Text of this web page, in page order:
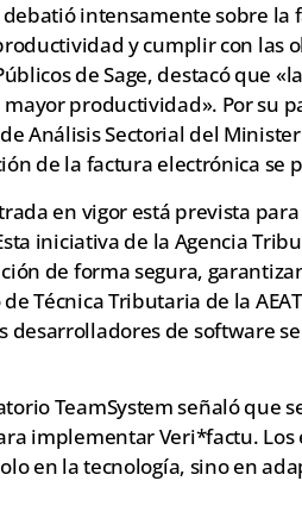
intensamente sobre la
y cumplir con las
de Sage, destacó que
productividad». Por su
Análisis Sectorial del
de la factura electrónica se
en vigor está prevista
iniciativa de la Agencia
de forma segura,
Técnica Tributaria de la
desarrolladores de software
TeamSystem señaló que
implementar Veri*factu.
en la tecnología, sino en